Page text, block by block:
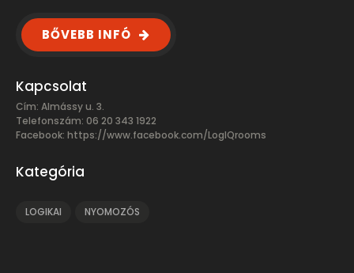
BŐVEBB INFÓ
Kapcsolat
Cím: Almássy u. 3.
Telefonszám: 06 20 343 1922
Facebook: https://www.facebook.com/LogIQrooms
Kategória
LOGIKAI NYOMOZÓS